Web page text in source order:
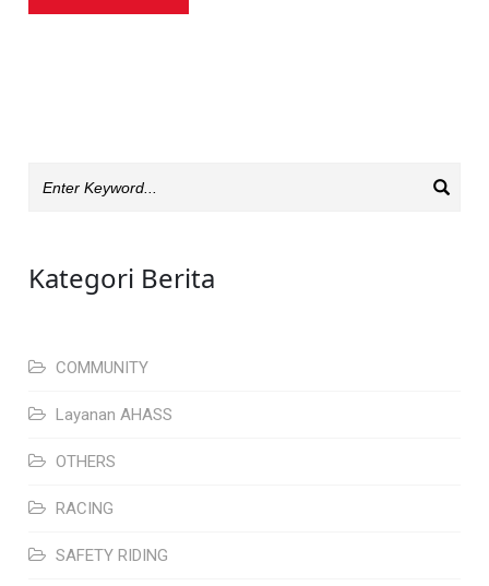
Kategori Berita
COMMUNITY
Layanan AHASS
OTHERS
RACING
SAFETY RIDING